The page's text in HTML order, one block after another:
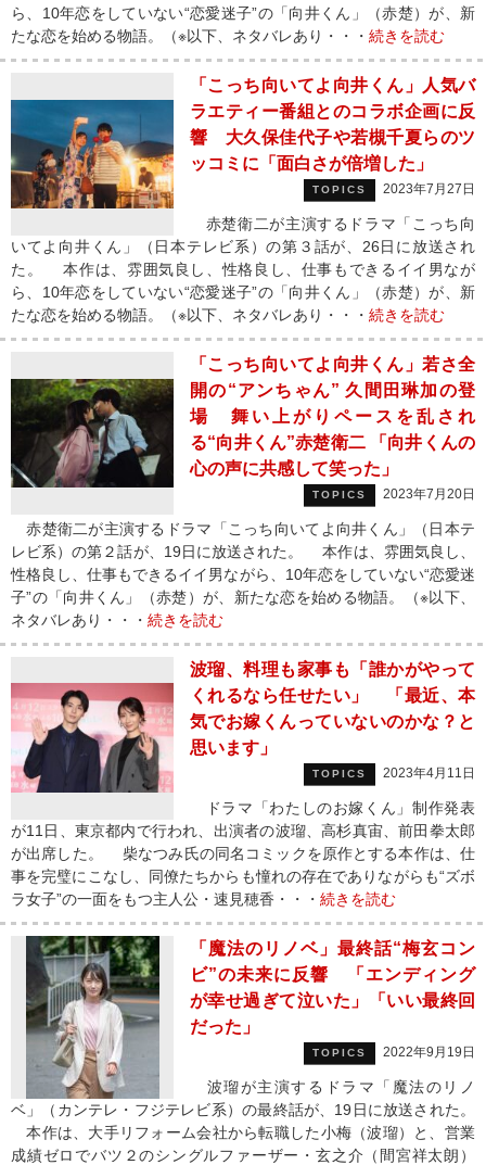
ら、10年恋をしていない“恋愛迷子”の「向井くん」（赤楚）が、新
たな恋を始める物語。（※以下、ネタバレあり・・・ 続きを読む
「こっち向いてよ向井くん」人気バ
ラエティー番組とのコラボ企画に反
響 大久保佳代子や若槻千夏らのツ
ッコミに「面白さが倍増した」
TOPICS 2023年7月27日
赤楚衛二が主演するドラマ「こっち向
いてよ向井くん」（日本テレビ系）の第３話が、26日に放送され
た。 本作は、雰囲気良し、性格良し、仕事もできるイイ男なが
ら、10年恋をしていない“恋愛迷子”の「向井くん」（赤楚）が、新
たな恋を始める物語。（※以下、ネタバレあり・・・ 続きを読む
「こっち向いてよ向井くん」若さ全
開の“アンちゃん” 久間田琳加の登
場 舞い上がりペースを乱され
る“向井くん”赤楚衛二 「向井くんの
心の声に共感して笑った」
TOPICS 2023年7月20日
赤楚衛二が主演するドラマ「こっち向いてよ向井くん」（日本テ
レビ系）の第２話が、19日に放送された。 本作は、雰囲気良し、
性格良し、仕事もできるイイ男ながら、10年恋をしていない“恋愛迷
子”の「向井くん」（赤楚）が、新たな恋を始める物語。（※以下、
ネタバレあり・・・ 続きを読む
波瑠、料理も家事も「誰かがやって
くれるなら任せたい」 「最近、本
気でお嫁くんっていないのかな？と
思います」
TOPICS 2023年4月11日
ドラマ「わたしのお嫁くん」制作発表
が11日、東京都内で行われ、出演者の波瑠、高杉真宙、前田拳太郎
が出席した。 柴なつみ氏の同名コミックを原作とする本作は、仕
事を完璧にこなし、同僚たちからも憧れの存在でありながらも“ズボ
ラ女子”の一面をもつ主人公・速見穂香・・・ 続きを読む
「魔法のリノベ」最終話“梅玄コン
ビ”の未来に反響 「エンディング
が幸せ過ぎて泣いた」「いい最終回
だった」
TOPICS 2022年9月19日
波瑠が主演するドラマ「魔法のリノ
ベ」（カンテレ・フジテレビ系）の最終話が、19日に放送された。
本作は、大手リフォーム会社から転職した小梅（波瑠）と、営業
成績ゼロでバツ２のシングルファーザー・玄之介（間宮祥太朗）